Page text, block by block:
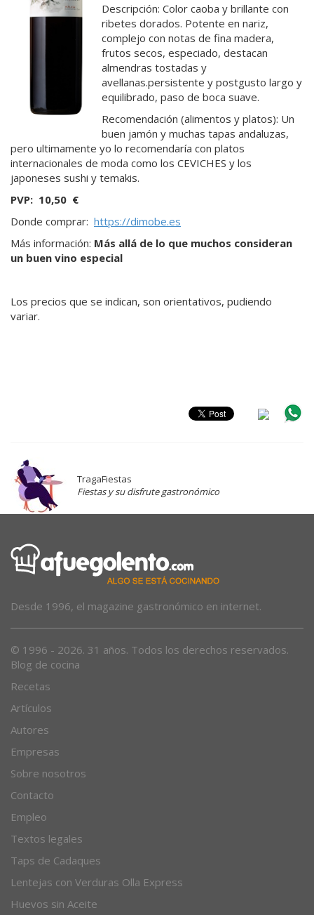
Descripción: Color caoba y brillante con
ribetes dorados. Potente en nariz,
complejo con notas de fina madera,
frutos secos, especiado, destacan
almendras tostadas y
avellanas.persistente y postgusto largo y
equilibrado, paso de boca suave.
Recomendación (alimentos y platos): Un
buen jamón y muchas tapas andaluzas,
pero ultimamente yo lo recomendaría con platos
internacionales de moda como los CEVICHES y los
japoneses sushi y temakis.
PVP: 10,50 €
Donde comprar: https://dimobe.es
Más información: Más allá de lo que muchos consideran
un buen vino especial
Los precios que se indican, son orientativos, pudiendo
variar.
TragaFiestas
Fiestas y su disfrute gastronómico
Desde 1996, el magazine gastronómico en internet.
© 1996 - 2026. 31 años. Todos los derechos reservados.
Blog de cocina
Recetas
Artículos
Autores
Empresas
Sobre nosotros
Contacto
Empleo
Textos legales
Taps de Cadaques
Lentejas con Verduras Olla Express
Huevos sin Aceite